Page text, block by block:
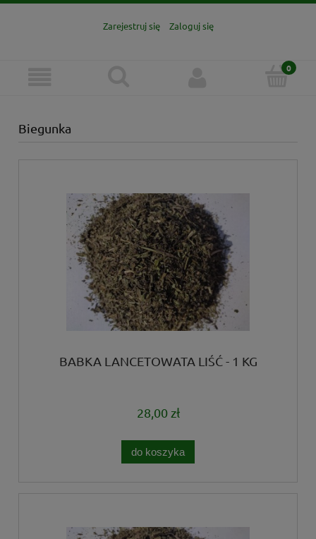
Zarejestruj się Zaloguj się
Biegunka
BABKA LANCETOWATA LIŚĆ - 1 KG
28,00 zł
do koszyka